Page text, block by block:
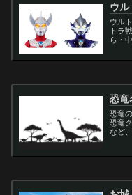
ウル
ウル
トラ
ら・
恐竜
恐竜
恐竜
など
サ...